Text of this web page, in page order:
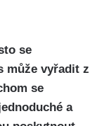
se
může vyřadit z
se
⁤a